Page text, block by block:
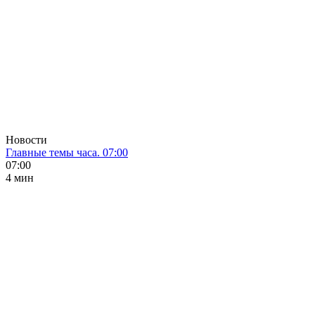
Новости
Главные темы часа. 07:00
07:00
4 мин